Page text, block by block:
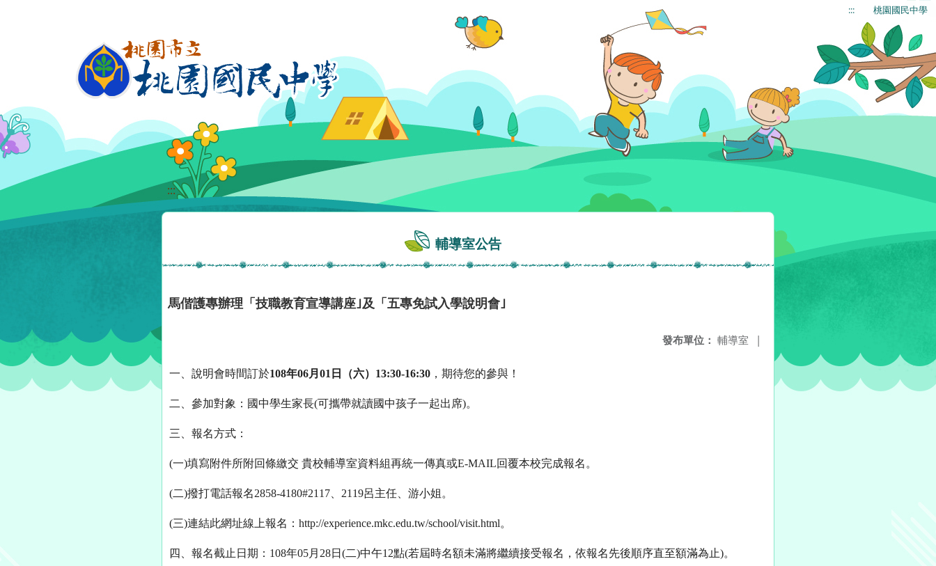
::: 桃園國民中學
:::
輔導室公告
馬偕護專辦理「技職教育宣導講座｣及「五專免試入學說明會｣
發布單位： 輔導室 |
一、 說明會時間訂於108年06月 01 日（六） 13:30-16:30 ，期待您的參與！
二、參加對象：國中學生家長(可攜帶就讀國中孩子一起出席)。
三、報名方式：
(一)填寫附件所附回條繳交 貴校輔導室資料組再統一傳真或E-MAIL回覆本校完成報名。
(二)撥打電話報名2858-4180#2117、2119呂主任、游小姐。
(三)連結此網址線上報名：http://experience.mkc.edu.tw/school/visit.html。
四、報名截止日期：108年05月28日(二)中午12點(若屆時名額未滿將繼續接受報名，依報名先後順序直至額滿為止)。